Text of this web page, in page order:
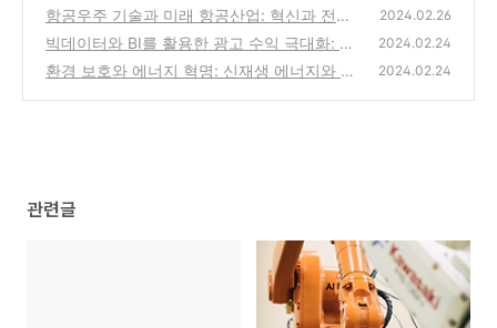
평을 열다
(0)
항공우주 기술과 미래 항공산업: 혁신과 전망
(0)
2024.02.26
빅데이터와 BI를 활용한 광고 수익 극대화: 종
합 전략과 ROI 최적화
(0)
2024.02.24
환경 보호와 에너지 혁명: 신재생 에너지와 환
2024.02.24
관련글